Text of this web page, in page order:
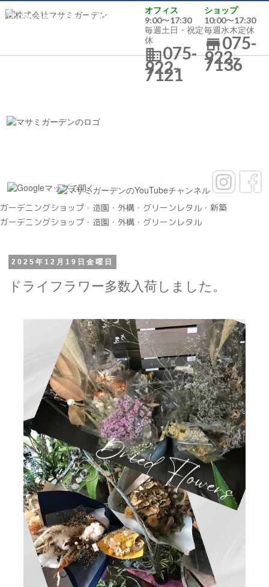
オフィス／
075-922-7121／9:00〜17:30
オフィス
9:00〜17:30
毎週土日・祝定
休
075-
922-
7121
ショップ
10:00〜17:30
毎週水木定休
075-
922-
7136
ガーデニングショップ・造園・外構・グリーンレタル・新築
ガーデニングショップ・造園・外構・グリーンレタル
2025年12月19日金曜日
ドライフラワー多数入荷しました。